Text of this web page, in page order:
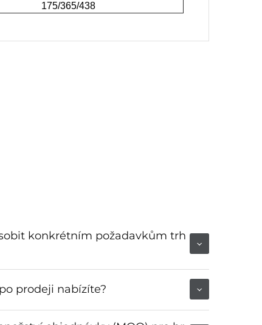
175/365/438
konkrétním požadavkům trh
prodeji nabízíte?